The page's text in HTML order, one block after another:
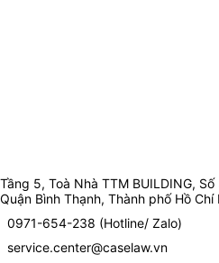
Tầng 5, Toà Nhà TTM BUILDING,
Quận Bình Thạnh, Thành phố Hồ Chí
0971-654-238 (Hotline/ Zalo)
service.center@caselaw.vn